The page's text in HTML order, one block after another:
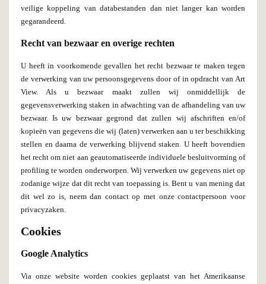
veilige koppeling van databestanden dan niet langer kan worden
gegarandeerd.
Recht van bezwaar en overige rechten
U heeft in voorkomende gevallen het recht bezwaar te maken tegen
de verwerking van uw persoonsgegevens door of in opdracht van Art
View. Als u bezwaar maakt zullen wij onmiddellijk de
gegevensverwerking staken in afwachting van de afhandeling van uw
bezwaar. Is uw bezwaar gegrond dat zullen wij afschriften en/of
kopieën van gegevens die wij (laten) verwerken aan u ter beschikking
stellen en daarna de verwerking blijvend staken. U heeft bovendien
het recht om niet aan geautomatiseerde individuele besluitvorming of
profiling te worden onderworpen. Wij verwerken uw gegevens niet op
zodanige wijze dat dit recht van toepassing is. Bent u van mening dat
dit wel zo is, neem dan contact op met onze contactpersoon voor
privacyzaken.
Cookies
Google Analytics
Via onze website worden cookies geplaatst van het Amerikaanse